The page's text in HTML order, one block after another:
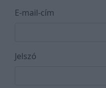
E-mail-cím
Jelszó